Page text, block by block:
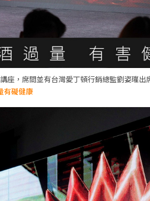
座，席間並有台灣愛丁頓行銷總監劉姿瓘出
有礙健康